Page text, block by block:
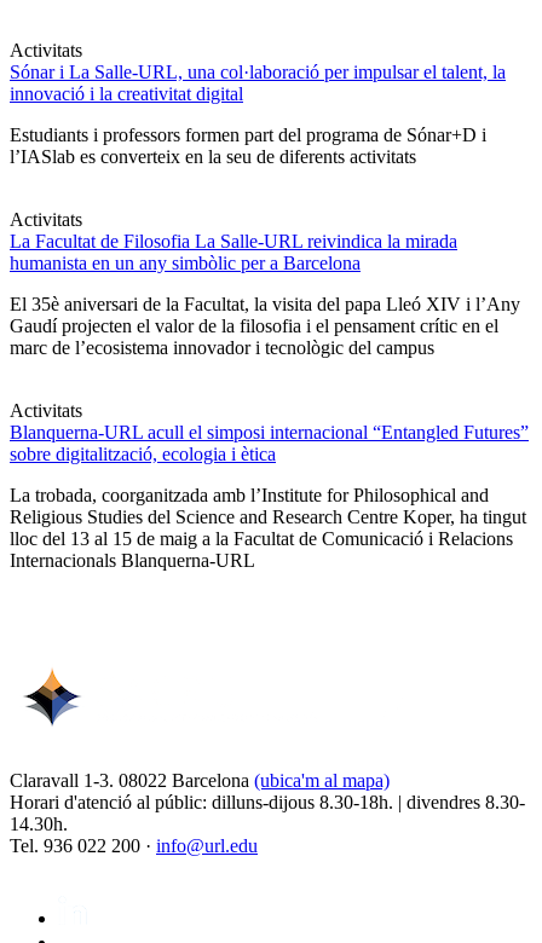
Activitats
Sónar i La Salle-URL, una col·laboració per impulsar el talent, la
innovació i la creativitat digital
Estudiants i professors formen part del programa de Sónar+D i
l’IASlab es converteix en la seu de diferents activitats
Activitats
La Facultat de Filosofia La Salle-URL reivindica la mirada
humanista en un any simbòlic per a Barcelona
El 35è aniversari de la Facultat, la visita del papa Lleó XIV i l’Any
Gaudí projecten el valor de la filosofia i el pensament crític en el
marc de l’ecosistema innovador i tecnològic del campus
Activitats
Blanquerna-URL acull el simposi internacional “Entangled Futures”
sobre digitalització, ecologia i ètica
La trobada, coorganitzada amb l’Institute for Philosophical and
Religious Studies del Science and Research Centre Koper, ha tingut
lloc del 13 al 15 de maig a la Facultat de Comunicació i Relacions
Internacionals Blanquerna-URL
Claravall 1-3. 08022 Barcelona (ubica'm al mapa)
Horari d'atenció al públic: dilluns-dijous 8.30-18h. | divendres 8.30-
14.30h.
Tel. 936 022 200 · info@url.edu